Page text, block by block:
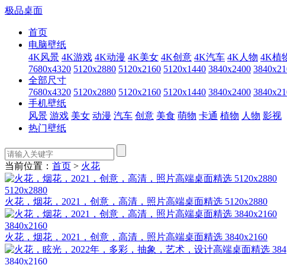
极品桌面
首页
电脑壁纸
4K风景 4K游戏 4K动漫 4K美女 4K创意 4K汽车 4K人物 4K植
7680x4320 5120x2880 5120x2160 5120x1440 3840x2400
全部尺寸
7680x4320 5120x2880 5120x2160 5120x1440 3840x2400
手机壁纸
风景 游戏 美女 动漫 汽车 创意 美食 萌物 卡通 植物 人物 影视
热门壁纸
当前位置： 首页 > 火花
5120x2880
火花，烟花，2021，创意，高清，照片高端桌面精选 5120x2880
3840x2160
火花，烟花，2021，创意，高清，照片高端桌面精选 3840x2160
3840x2160